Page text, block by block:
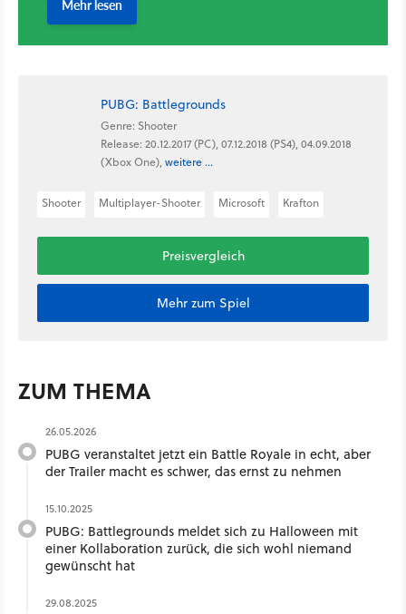
PUBG: Battlegrounds
Genre: Shooter
Release: 20.12.2017 (PC), 07.12.2018 (PS4), 04.09.2018
(Xbox One), weitere ...
Shooter Multiplayer-Shooter Microsoft Krafton
Preisvergleich
Mehr zum Spiel
ZUM THEMA
26.05.2026
PUBG veranstaltet jetzt ein Battle Royale in echt, aber
der Trailer macht es schwer, das ernst zu nehmen
15.10.2025
PUBG: Battlegrounds meldet sich zu Halloween mit
einer Kollaboration zurück, die sich wohl niemand
gewünscht hat
29.08.2025